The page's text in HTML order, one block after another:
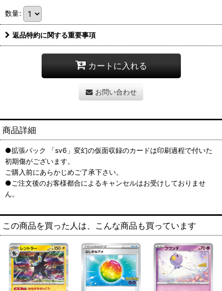
数量:
返品特約に関する重要事項
カートに入れる
お問い合わせ
商品詳細
●拡張パック 「sv6」変幻の仮面収録のカードは印刷過程で付いた
初期傷がございます。
ご購入前にあらかじめご了承下さい。
●ご注文後のお客様都合によるキャンセルはお受けしておりませ
ん。
この商品を買った人は、こんな商品も買っています